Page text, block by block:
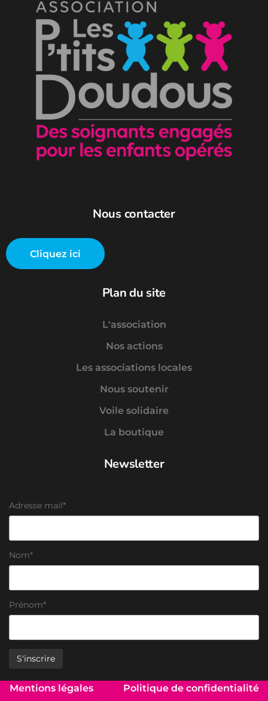
Nous contacter
Cliquez ici
Plan du site
L'association
Nos actions
Les associations locales
Nous soutenir
Voile solidaire
La boutique
Newsletter
Adresse mail*
Nom*
Prénom*
Mentions légales Politique de confidentialité